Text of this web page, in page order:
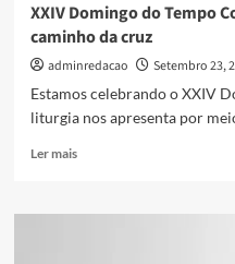
XXIV Domingo do Tempo
caminho da cruz
adminredacao Setembro 23,
Estamos celebrando o XXIV
liturgia nos apresenta por
Ler mais